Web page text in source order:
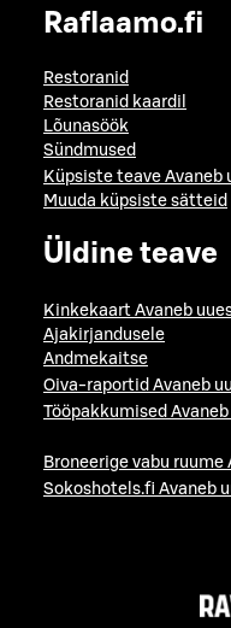
Raflaamo.fi
Restoranid
Restoranid kaardil
Lõunasöök
Sündmused
Küpsiste teave Avaneb
Muuda küpsiste sätteid
Üldine teave
Kinkekaart Avaneb
Ajakirjandusele
Andmekaitse
Oiva-raportid Avaneb
Tööpakkumised
Broneerige vabu ruume
Sokoshotels.fi Avaneb